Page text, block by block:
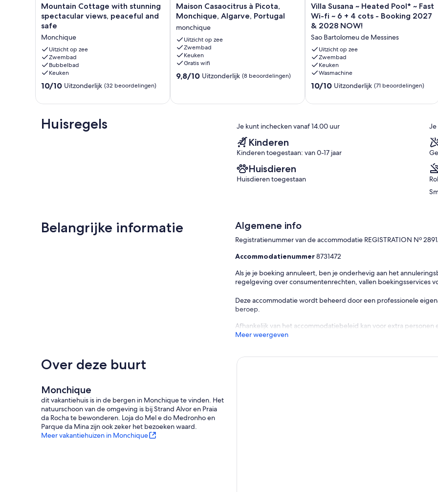
Mountain
Cottage
with
spectacular
views,
peaceful
and
safe
Monchique
Mountain Cottage with stunning
spectacular views, peaceful and
safe
Monchique
Uitzicht op zee
Zwembad
Bubbelbad
Keuken
10.0
10,
(32
beoordelingen)
10/10 Uitzonderlijk (32 beoordelingen)
Maison
Casaocitrus
Picota,
Monchique,
Algarve,
Portugal
monchique
Maison Casaocitrus à Picota,
Monchique, Algarve, Portugal
monchique
Uitzicht op zee
Zwembad
Keuken
Gratis wifi
9.8
Uitzonderlijk,
9,8/10 Uitzonderlijk (8 beoordelingen)
Villa
Susana
~
Pool*
~
Fast
Wi-
fi
~
+
-
&
Villa Susana ~ Heated Pool* ~ Fast
Wi-fi ~ 6 + 4 cots - Booking 2027
& 2028 NOW!
Sao Bartolomeu de Messines
Uitzicht op zee
Zwembad
Keuken
Wasmachine
10.0
10,
beoordelingen)
10/10 Uitzonderlijk (71 beoordelingen)
Huisregels Je kunt inchecken vanaf 14.00 uur Je
Kinderen
Kinderen toegestaan: van 0-17 jaar
Huisdieren
Huisdieren toegestaan
Belangrijke informatie Algemene info
Registratienummer van de accommodatie REGISTRATION Nº
Accommodatienummer8731472
Als je je boeking annuleert, ben je onderhevig aan het
regelgeving over consumentenrechten, vallen boekingsservices
Deze accommodatie wordt beheerd door een professionele
beroep.
Afhankelijk van het accommodatiebeleid kan voor extra
Meer weergeven
Over deze buurt
Monchique
dit vakantiehuis is in de bergen in Monchique te vinden. Het
natuurschoon van de omgeving is bij Strand Alvor en Praia
da Rocha te bewonderen. Loja do Mel e do Medronho en
Parque da Mina zijn ook zeker het bezoeken waard.
Meer vakantiehuizen in Monchique